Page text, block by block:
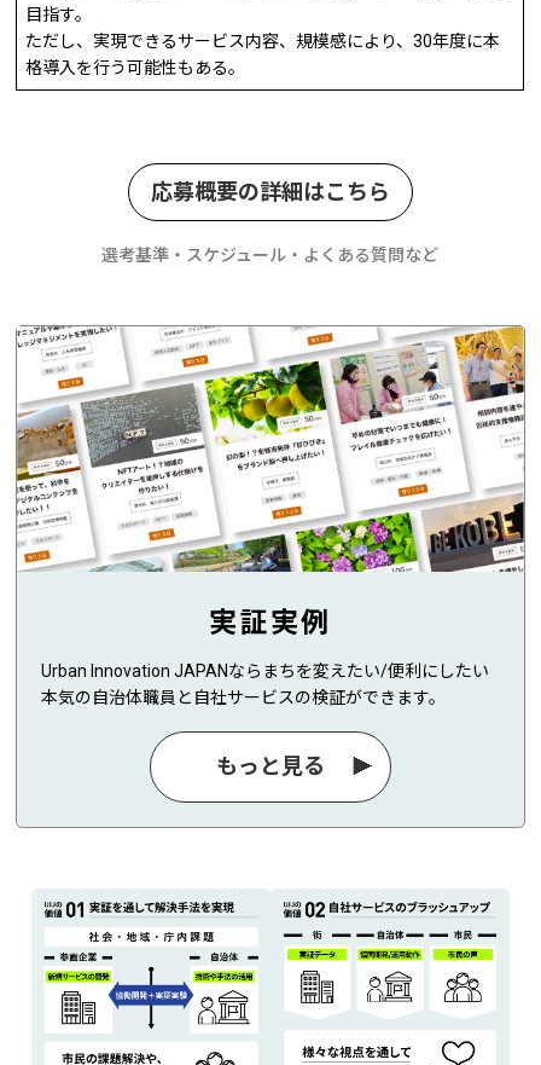
目指す。
ただし、実現できるサービス内容、規模感により、30年度に本
格導入を行う可能性もある。
応募概要の詳細はこちら
選考基準・スケジュール・よくある質問など
実証実例
Urban Innovation JAPANならまちを変えたい/便利にしたい
本気の自治体職員と自社サービスの検証ができます。
もっと見る